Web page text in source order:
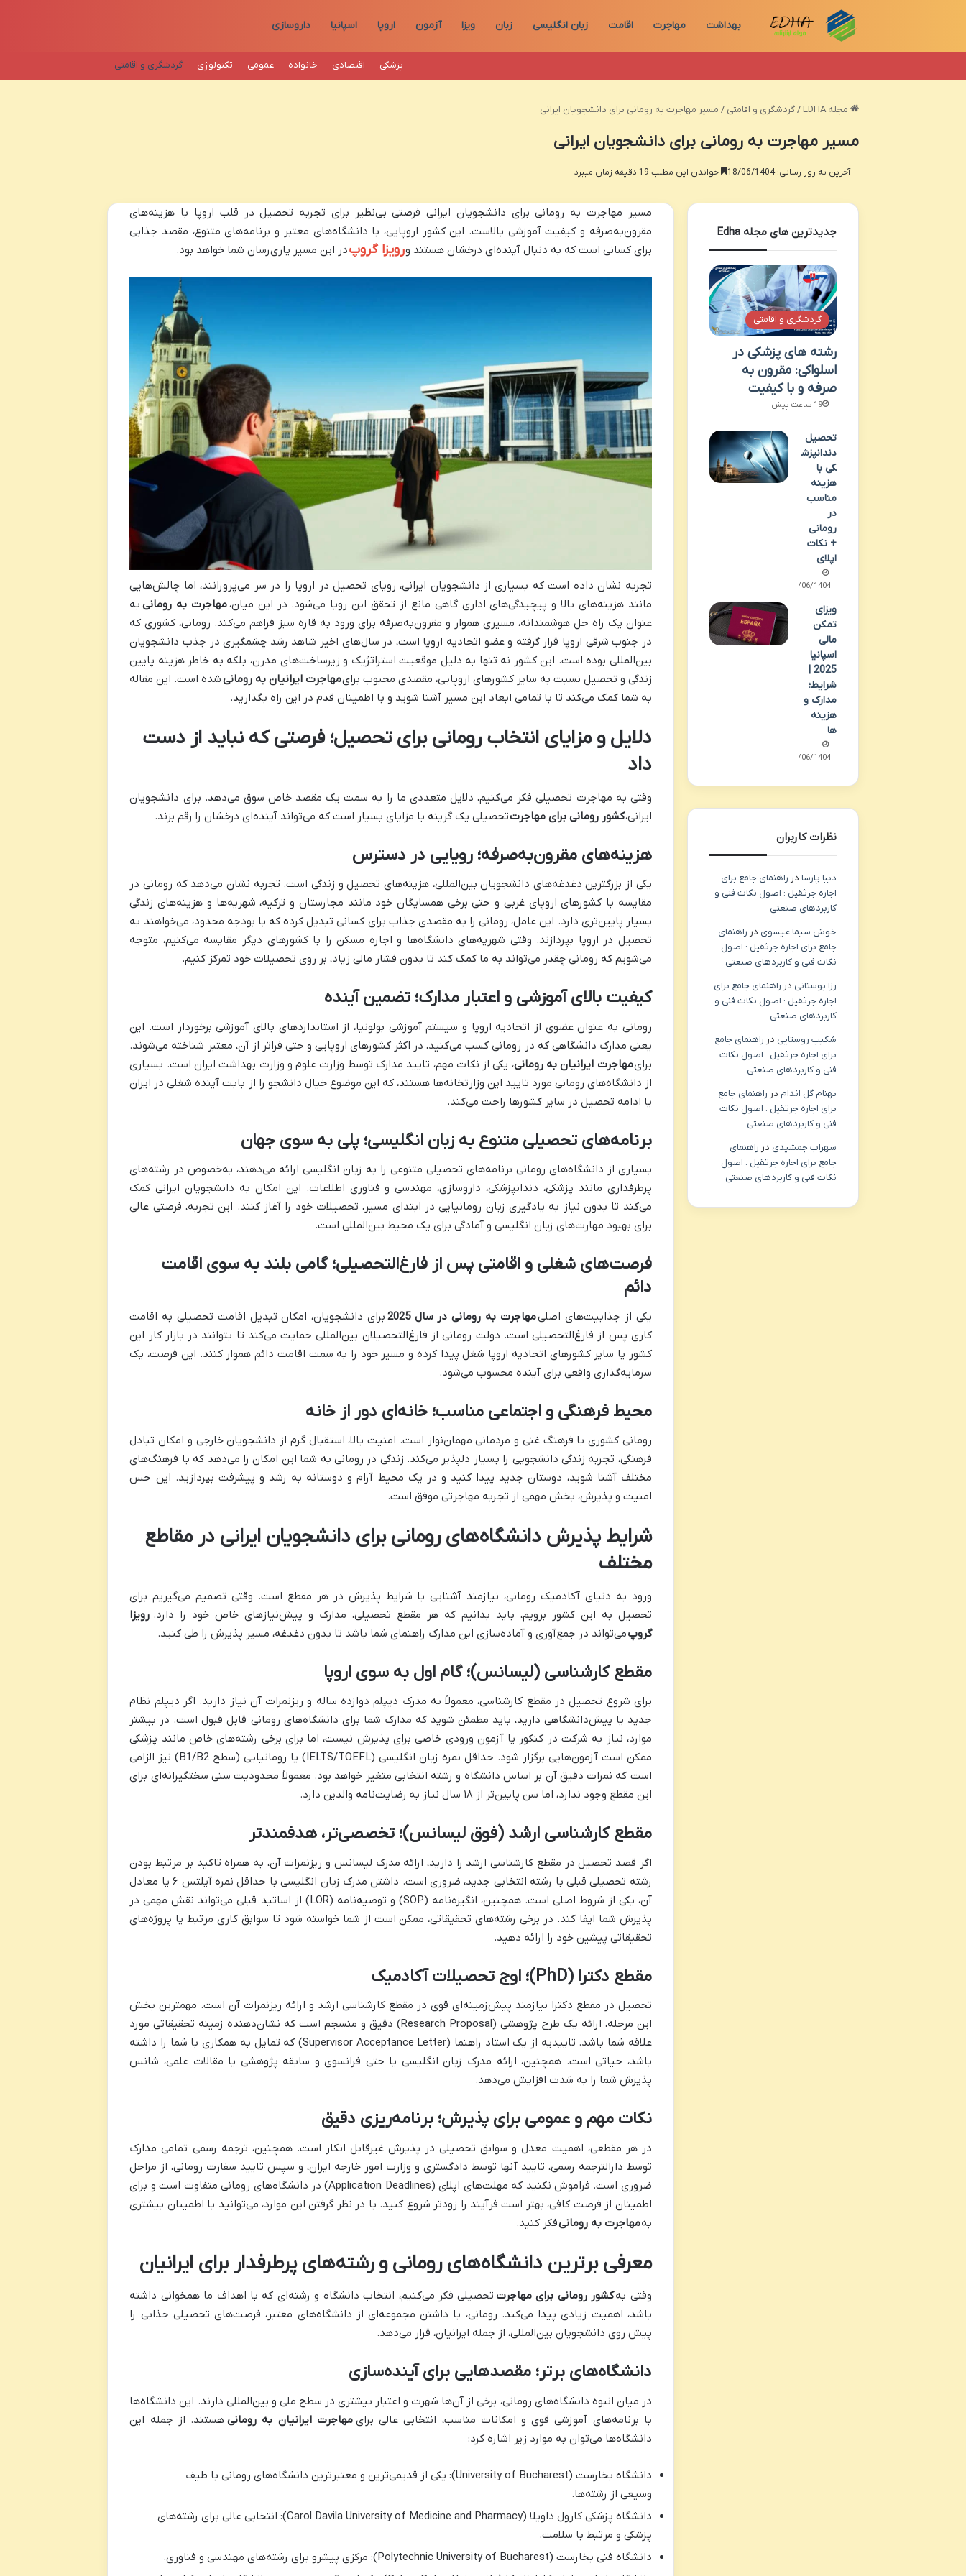
بهداشت مهاجرت اقامت زبان انگلیسی زبان ویزا آزمون اروپا اسپانیا داروسازی
پزشکی اقتصادی خانواده عمومی تکنولوژی گردشگری و اقامتی
مجله EDHA / گردشگری و اقامتی / مسیر مهاجرت به رومانی برای دانشجویان ایرانی
مسیر مهاجرت به رومانی برای دانشجویان ایرانی
آخرین به روز رسانی: 18/06/1404 خواندن این مطلب 19 دقیقه زمان میبرد
مسیر مهاجرت به رومانی برای دانشجویان ایرانی فرصتی بی‌نظیر برای تجربه تحصیل در قلب اروپا با هزینه‌های
مقرون‌به‌صرفه و کیفیت آموزشی بالاست. این کشور اروپایی، با دانشگاه‌های معتبر و برنامه‌های متنوع، مقصد جذابی
برای کسانی است که به دنبال آینده‌ای درخشان هستند ورویزا گروپدر این مسیر یاری‌رسان شما خواهد بود.
تجربه نشان داده است که بسیاری از دانشجویان ایرانی، رویای تحصیل در اروپا را در سر می‌پرورانند، اما چالش‌هایی
مانند هزینه‌های بالا و پیچیدگی‌های اداری گاهی مانع از تحقق این رویا می‌شود. در این میان،مهاجرت به رومانی به
عنوان یک راه حل هوشمندانه، مسیری هموار و مقرون‌به‌صرفه برای ورود به قاره سبز فراهم می‌کند. رومانی، کشوری که
در جنوب شرقی اروپا قرار گرفته و عضو اتحادیه اروپا است، در سال‌های اخیر شاهد رشد چشمگیری در جذب دانشجویان
بین‌المللی بوده است. این کشور نه تنها به دلیل موقعیت استراتژیک و زیرساخت‌های مدرن، بلکه به خاطر هزینه پایین
زندگی و تحصیل نسبت به سایر کشورهای اروپایی، مقصدی محبوب برایمهاجرت ایرانیان به رومانیشده است. این مقاله
به شما کمک می‌کند تا با تمامی ابعاد این مسیر آشنا شوید و با اطمینان قدم در این راه بگذارید.
دلایل و مزایای انتخاب رومانی برای تحصیل؛ فرصتی که نباید از دست
داد
وقتی به مهاجرت تحصیلی فکر می‌کنیم، دلایل متعددی ما را به سمت یک مقصد خاص سوق می‌دهد. برای دانشجویان
ایرانی،کشور رومانی برای مهاجرتتحصیلی یک گزینه با مزایای بسیار است که می‌تواند آینده‌ای درخشان را رقم بزند.
هزینه‌های مقرون‌به‌صرفه؛ رویایی در دسترس
یکی از بزرگترین دغدغه‌های دانشجویان بین‌المللی، هزینه‌های تحصیل و زندگی است. تجربه نشان می‌دهد که رومانی در
مقایسه با کشورهای اروپای غربی و حتی برخی همسایگان خود مانند مجارستان و ترکیه، شهریه‌ها و هزینه‌های زندگی
بسیار پایین‌تری دارد. این عامل، رومانی را به مقصدی جذاب برای کسانی تبدیل کرده که با بودجه محدود، می‌خواهند به
تحصیل در اروپا بپردازند. وقتی شهریه‌های دانشگاه‌ها و اجاره مسکن را با کشورهای دیگر مقایسه می‌کنیم، متوجه
می‌شویم که رومانی چقدر می‌تواند به ما کمک کند تا بدون فشار مالی زیاد، بر روی تحصیلات خود تمرکز کنیم.
کیفیت بالای آموزشی و اعتبار مدارک؛ تضمین آینده
رومانی به عنوان عضوی از اتحادیه اروپا و سیستم آموزشی بولونیا، از استانداردهای بالای آموزشی برخوردار است. این
یعنی مدارک دانشگاهی که در رومانی کسب می‌کنید، در اکثر کشورهای اروپایی و حتی فراتر از آن، معتبر شناخته می‌شوند.
برایمهاجرت ایرانیان به رومانی، یکی از نکات مهم، تایید مدارک توسط وزارت علوم و وزارت بهداشت ایران است. بسیاری
از دانشگاه‌های رومانی مورد تایید این وزارتخانه‌ها هستند، که این موضوع خیال دانشجو را از بابت آینده شغلی در ایران
یا ادامه تحصیل در سایر کشورها راحت می‌کند.
برنامه‌های تحصیلی متنوع به زبان انگلیسی؛ پلی به سوی جهان
بسیاری از دانشگاه‌های رومانی برنامه‌های تحصیلی متنوعی را به زبان انگلیسی ارائه می‌دهند، به‌خصوص در رشته‌های
پرطرفداری مانند پزشکی، دندانپزشکی، داروسازی، مهندسی و فناوری اطلاعات. این امکان به دانشجویان ایرانی کمک
می‌کند تا بدون نیاز به یادگیری زبان رومانیایی در ابتدای مسیر، تحصیلات خود را آغاز کنند. این تجربه، فرصتی عالی
برای بهبود مهارت‌های زبان انگلیسی و آمادگی برای یک محیط بین‌المللی است.
فرصت‌های شغلی و اقامتی پس از فارغ‌التحصیلی؛ گامی بلند به سوی اقامت
دائم
یکی از جذابیت‌های اصلیمهاجرت به رومانی در سال 2025
برای دانشجویان، امکان تبدیل اقامت تحصیلی به اقامت
کاری پس از فارغ‌التحصیلی است. دولت رومانی از فارغ‌التحصیلان بین‌المللی حمایت می‌کند تا بتوانند در بازار کار این
کشور یا سایر کشورهای اتحادیه اروپا شغل پیدا کرده و مسیر خود را به سمت اقامت دائم هموار کنند. این فرصت، یک
سرمایه‌گذاری واقعی برای آینده محسوب می‌شود.
محیط فرهنگی و اجتماعی مناسب؛ خانه‌ای دور از خانه
رومانی کشوری با فرهنگ غنی و مردمانی مهمان‌نواز است. امنیت بالا، استقبال گرم از دانشجویان خارجی و امکان تبادل
فرهنگی، تجربه زندگی دانشجویی را بسیار دلپذیر می‌کند. زندگی در رومانی به شما این امکان را می‌دهد که با فرهنگ‌های
مختلف آشنا شوید، دوستان جدید پیدا کنید و در یک محیط آرام و دوستانه به رشد و پیشرفت بپردازید. این حس
امنیت و پذیرش، بخش مهمی از تجربه مهاجرتی موفق است.
شرایط پذیرش دانشگاه‌های رومانی برای دانشجویان ایرانی در مقاطع
مختلف
ورود به دنیای آکادمیک رومانی، نیازمند آشنایی با شرایط پذیرش در هر مقطع است. وقتی تصمیم می‌گیریم برای
تحصیل به این کشور برویم، باید بدانیم که هر مقطع تحصیلی، مدارک و پیش‌نیازهای خاص خود را دارد. رویزا
گروپمی‌تواند در جمع‌آوری و آماده‌سازی این مدارک راهنمای شما باشد تا بدون دغدغه، مسیر پذیرش را طی کنید.
مقطع کارشناسی (لیسانس)؛ گام اول به سوی اروپا
برای شروع تحصیل در مقطع کارشناسی، معمولاً به مدرک دیپلم دوازده ساله و ریزنمرات آن نیاز دارید. اگر دیپلم نظام
جدید یا پیش‌دانشگاهی دارید، باید مطمئن شوید که مدارک شما برای دانشگاه‌های رومانی قابل قبول است. در بیشتر
موارد، نیاز به شرکت در کنکور یا آزمون ورودی خاصی برای پذیرش نیست، اما برای برخی رشته‌های خاص مانند پزشکی
ممکن است آزمون‌هایی برگزار شود. حداقل نمره زبان انگلیسی (IELTS/TOEFL) یا رومانیایی (سطح B1/B2) نیز الزامی
است که نمرات دقیق آن بر اساس دانشگاه و رشته انتخابی متغیر خواهد بود. معمولاً محدودیت سنی سختگیرانه‌ای برای
این مقطع وجود ندارد، اما سن پایین‌تر از ۱۸ سال نیاز به رضایت‌نامه والدین دارد.
مقطع کارشناسی ارشد (فوق لیسانس)؛ تخصصی‌تر، هدفمندتر
اگر قصد تحصیل در مقطع کارشناسی ارشد را دارید، ارائه مدرک لیسانس و ریزنمرات آن، به همراه تاکید بر مرتبط بودن
رشته تحصیلی قبلی با رشته انتخابی جدید، ضروری است. داشتن مدرک زبان انگلیسی با حداقل نمره آیلتس ۶ یا معادل
آن، یکی از شروط اصلی است. همچنین، انگیزه‌نامه (SOP) و توصیه‌نامه (LOR) از اساتید قبلی می‌تواند نقش مهمی در
پذیرش شما ایفا کند. در برخی رشته‌های تحقیقاتی، ممکن است از شما خواسته شود تا سوابق کاری مرتبط یا پروژه‌های
تحقیقاتی پیشین خود را ارائه دهید.
مقطع دکترا (PhD)؛ اوج تحصیلات آکادمیک
تحصیل در مقطع دکترا نیازمند پیش‌زمینه‌ای قوی در مقطع کارشناسی ارشد و ارائه ریزنمرات آن است. مهمترین بخش
این مرحله، ارائه یک طرح پژوهشی (Research Proposal) دقیق و منسجم است که نشان‌دهنده زمینه تحقیقاتی مورد
علاقه شما باشد. تاییدیه از یک استاد راهنما (Supervisor Acceptance Letter) که تمایل به همکاری با شما را داشته
باشد، حیاتی است. همچنین، ارائه مدرک زبان انگلیسی یا حتی فرانسوی و سابقه پژوهشی یا مقالات علمی، شانس
پذیرش شما را به شدت افزایش می‌دهد.
نکات مهم و عمومی برای پذیرش؛ برنامه‌ریزی دقیق
در هر مقطعی، اهمیت معدل و سوابق تحصیلی در پذیرش غیرقابل انکار است. همچنین، ترجمه رسمی تمامی مدارک
توسط دارالترجمه رسمی، تایید آنها توسط دادگستری و وزارت امور خارجه ایران، و سپس تایید سفارت رومانی، از مراحل
ضروری است. فراموش نکنید که مهلت‌های اپلای (Application Deadlines) در دانشگاه‌های رومانی متفاوت است و برای
اطمینان از فرصت کافی، بهتر است فرآیند را زودتر شروع کنید. با در نظر گرفتن این موارد، می‌توانید با اطمینان بیشتری
بهمهاجرت به رومانیفکر کنید.
معرفی برترین دانشگاه‌های رومانی و رشته‌های پرطرفدار برای ایرانیان
وقتی بهکشور رومانی برای مهاجرت تحصیلی فکر می‌کنیم، انتخاب دانشگاه و رشته‌ای که با اهداف ما همخوانی داشته
باشد، اهمیت زیادی پیدا می‌کند. رومانی، با داشتن مجموعه‌ای از دانشگاه‌های معتبر، فرصت‌های تحصیلی جذابی را
پیش روی دانشجویان بین‌المللی، از جمله ایرانیان، قرار می‌دهد.
دانشگاه‌های برتر؛ مقصدهایی برای آینده‌سازی
در میان انبوه دانشگاه‌های رومانی، برخی از آن‌ها شهرت و اعتبار بیشتری در سطح ملی و بین‌المللی دارند. این دانشگاه‌ها
با برنامه‌های آموزشی قوی و امکانات مناسب، انتخابی عالی برای مهاجرت ایرانیان به رومانی هستند. از جمله این
دانشگاه‌ها می‌توان به موارد زیر اشاره کرد:
دانشگاه بخارست (University of Bucharest): یکی از قدیمی‌ترین و معتبرترین دانشگاه‌های رومانی با طیف
وسیعی از رشته‌ها.
دانشگاه پزشکی کارول داویلا (Carol Davila University of Medicine and Pharmacy): انتخابی عالی برای رشته‌های
پزشکی و مرتبط با سلامت.
دانشگاه فنی بخارست (Polytechnic University of Bucharest): مرکزی پیشرو برای رشته‌های مهندسی و فناوری.
جدیدترین های مجله Edha
گردشگری و اقامتی
رشته های پزشکی در
اسلواکی: مقرون به
صرفه و با کیفیت
19 ساعت پیش
تحصیل
دندانپزش
کی با
هزینه
مناسب
در
رومانی
+ نکات
اپلای
31/06/1404
ویزای
تمکن
مالی
اسپانیا
2025 |
شرایط؛
مدارک و
هزینه
ها
19/06/1404
نظرات کاربران
دیبا پارسا در راهنمای جامع برای
اجاره جرثقیل : اصول نکات فنی و
کاربردهای صنعتی
خوش سیما عیسوی در راهنمای
جامع برای اجاره جرثقیل : اصول
نکات فنی و کاربردهای صنعتی
رزا بوستانی در راهنمای جامع برای
اجاره جرثقیل : اصول نکات فنی و
کاربردهای صنعتی
شکیب روستایی در راهنمای جامع
برای اجاره جرثقیل : اصول نکات
فنی و کاربردهای صنعتی
بهنام گل اندام در راهنمای جامع
برای اجاره جرثقیل : اصول نکات
فنی و کاربردهای صنعتی
سهراب جمشیدی در راهنمای
جامع برای اجاره جرثقیل : اصول
نکات فنی و کاربردهای صنعتی